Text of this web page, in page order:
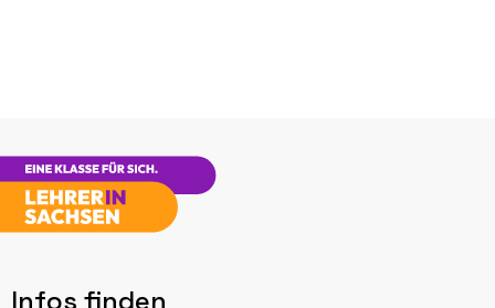
Infos finden